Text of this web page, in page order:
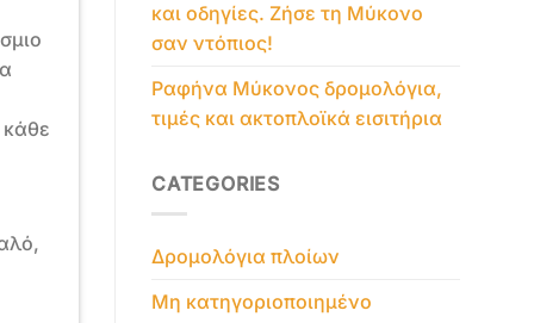
και οδηγίες. Ζήσε τη Μύκονο
σαν ντόπιος!
Ραφήνα Μύκονος δρομολόγια,
τιμές και ακτοπλοϊκά εισιτήρια
CATEGORIES
Δρομολόγια πλοίων
Μη κατηγοριοποιημένο